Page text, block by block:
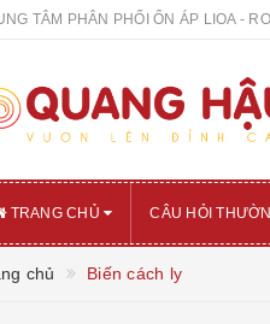
TÂM PHÂN PHỐI ỔN ÁP LIOA -
TRANG CHỦ CÂU HỎI
chủ Biến cách ly